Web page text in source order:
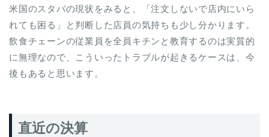
米国のスタバの現状をみると、「注文しないで店内にいら
れても困る」と判断した店員の気持ちも少し分かります。
飲食チェーンの従業員を全員キチンと教育するのは実質的
に無理なので、こういったトラブルが起きるケースは、今
後もあると思います。
直近の決算